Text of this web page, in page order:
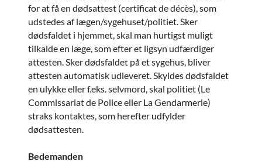
for at få en dødsattest (certificat de décès), som
udstedes af lægen/sygehuset/politiet. Sker
dødsfaldet i hjemmet, skal man hurtigst muligt
tilkalde en læge, som efter et ligsyn udfærdiger
attesten. Sker dødsfaldet på et sygehus, bliver
attesten automatisk udleveret. Skyldes dødsfaldet
en ulykke eller f.eks. selvmord, skal politiet (Le
Commissariat de Police eller La Gendarmerie)
straks kontaktes, som herefter udfylder
dødsattesten.
Bedemanden